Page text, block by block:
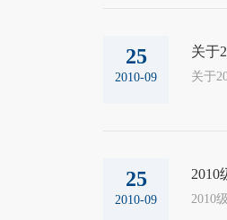
25
2010-09
关于
25
2010-09
2010